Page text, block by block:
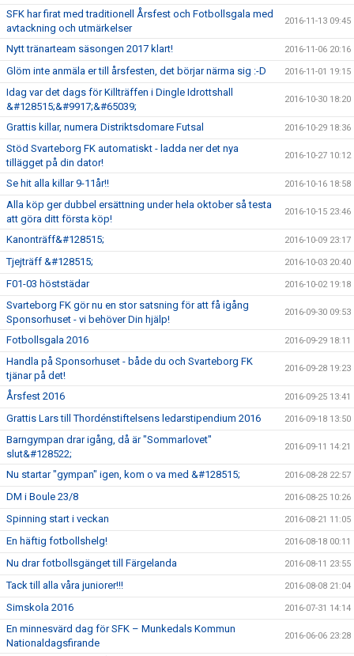
SFK har firat med traditionell Årsfest och Fotbollsgala med
avtackning och utmärkelser
2016-11-13 09:45
Nytt tränarteam säsongen 2017 klart! 2016-11-06 20:16
Glöm inte anmäla er till årsfesten, det börjar närma sig :-D 2016-11-01 19:15
Idag var det dags för Killträffen i Dingle Idrottshall
&#128515;&#9917;&#65039;
2016-10-30 18:20
Grattis killar, numera Distriktsdomare Futsal 2016-10-29 18:36
Stöd Svarteborg FK automatiskt - ladda ner det nya
tillägget på din dator!
2016-10-27 10:12
Se hit alla killar 9-11år!! 2016-10-16 18:58
Alla köp ger dubbel ersättning under hela oktober så testa
att göra ditt första köp!
2016-10-15 23:46
Kanonträff&#128515; 2016-10-09 23:17
Tjejträff &#128515; 2016-10-03 20:40
F01-03 höststädar 2016-10-02 19:18
Svarteborg FK gör nu en stor satsning för att få igång
Sponsorhuset - vi behöver Din hjälp!
2016-09-30 09:53
Fotbollsgala 2016 2016-09-29 18:11
Handla på Sponsorhuset - både du och Svarteborg FK
tjänar på det!
2016-09-28 19:23
Årsfest 2016 2016-09-25 13:41
Grattis Lars till Thordénstiftelsens ledarstipendium 2016 2016-09-18 13:50
Barngympan drar igång, då är "Sommarlovet"
slut&#128522;
2016-09-11 14:21
Nu startar "gympan" igen, kom o va med &#128515; 2016-08-28 22:57
DM i Boule 23/8 2016-08-25 10:26
Spinning start i veckan 2016-08-21 11:05
En häftig fotbollshelg! 2016-08-18 00:11
Nu drar fotbollsgänget till Färgelanda 2016-08-11 23:55
Tack till alla våra juniorer!!! 2016-08-08 21:04
Simskola 2016 2016-07-31 14:14
En minnesvärd dag för SFK – Munkedals Kommun
Nationaldagsfirande
2016-06-06 23:28